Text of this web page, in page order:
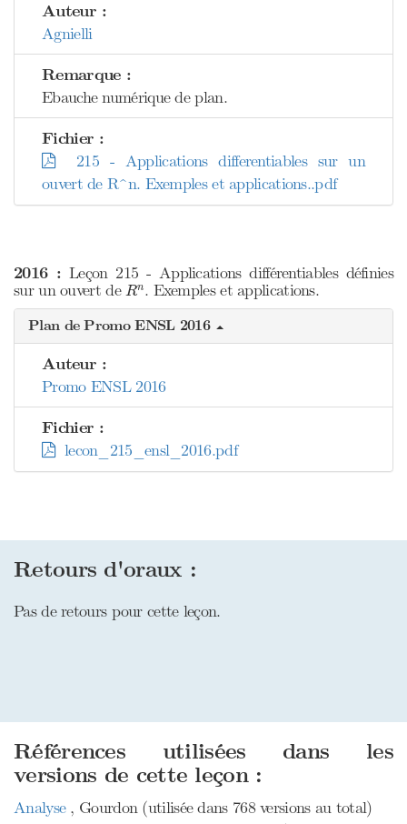
Auteur :
Agnielli
Remarque :
Ebauche numérique de plan.
Fichier :
215 - Applications differentiables sur un
ouvert de R^n. Exemples et applications..pdf
2016 : Leçon 215 - Applications différentiables définies
sur un ouvert deRn
Rn. Exemples et applications.
Plan de Promo ENSL 2016
Auteur :
Promo ENSL 2016
Fichier :
lecon_215_ensl_2016.pdf
Retours d'oraux :
Pas de retours pour cette leçon.
Références utilisées dans les
versions de cette leçon :
Analyse , Gourdon (utilisée dans 768 versions au total)